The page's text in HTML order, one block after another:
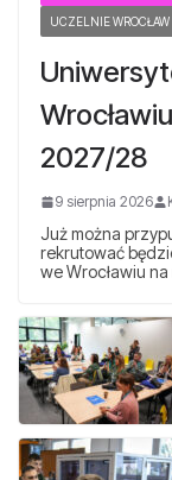
UCZELNIE WROCŁAW
2027/28
9 sierpnia 2026
Już można
rekrutować
we Wrocławiu